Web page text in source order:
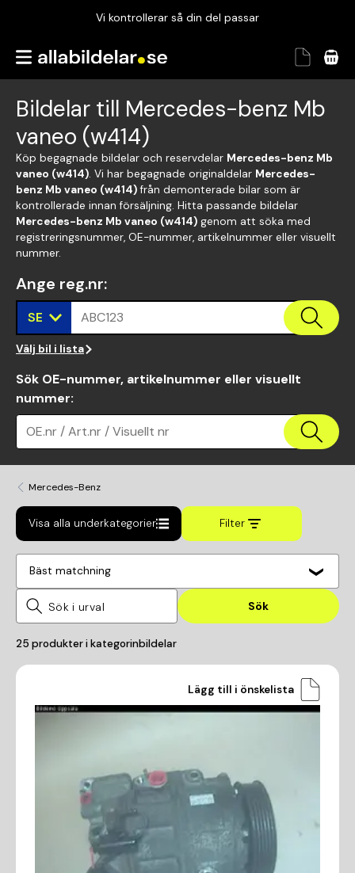
Vi kontrollerar så din del passar
Garanterad passform
Vi kontrollerar så din del passar
Bildelar till Mercedes-benz Mb
vaneo (w414)
Köp begagnade bildelar och reservdelar Mercedes-benz Mb
vaneo (w414). Vi har begagnade originaldelar Mercedes-
benz Mb vaneo (w414)från demonterade bilar som är
kontrollerade innan försäljning. Hitta passande bildelar
Mercedes-benz Mb vaneo (w414) genom att söka med
registreringsnummer, OE-nummer, artikelnummer eller visuellt
nummer.
Ange reg.nr:
SE ABC123
Välj bil i lista
Sök OE-nummer, artikelnummer eller visuellt
nummer:
OE.nr / Art.nr / Visuellt nr
Mercedes-Benz
Visa alla underkategorier Filter
Bäst matchning
Sök
25 produkter i kategorinbildelar
Lägg till i önskelista